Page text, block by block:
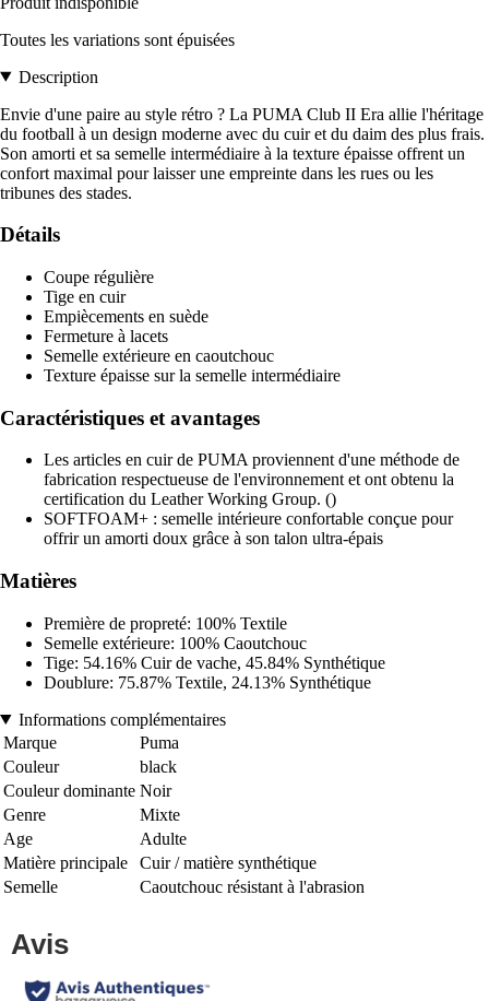
Toutes les variations sont épuisées
Description
Envie d'une paire au style rétro ? La PUMA Club II Era allie l'héritage
du football à un design moderne avec du cuir et du daim des plus frais.
Son amorti et sa semelle intermédiaire à la texture épaisse offrent un
confort maximal pour laisser une empreinte dans les rues ou les
tribunes des stades.
Détails
Coupe régulière
Tige en cuir
Empiècements en suède
Fermeture à lacets
Semelle extérieure en caoutchouc
Texture épaisse sur la semelle intermédiaire
Caractéristiques et avantages
Les articles en cuir de PUMA proviennent d'une méthode de
fabrication respectueuse de l'environnement et ont obtenu la
certification du Leather Working Group. ()
SOFTFOAM+ : semelle intérieure confortable conçue pour
offrir un amorti doux grâce à son talon ultra-épais
Matières
Première de propreté: 100% Textile
Semelle extérieure: 100% Caoutchouc
Tige: 54.16% Cuir de vache, 45.84% Synthétique
Doublure: 75.87% Textile, 24.13% Synthétique
Informations complémentaires
Marque
Puma
Couleur
black
Couleur dominante Noir
Genre
Mixte
Age
Adulte
Matière principale
Cuir / matière synthétique
Semelle
Caoutchouc résistant à l'abrasion